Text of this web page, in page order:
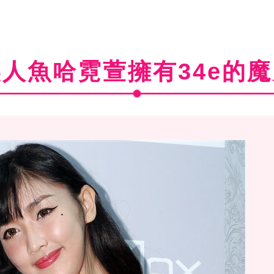
魚哈霓萱擁有34e的